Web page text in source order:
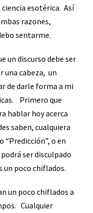
esotérica. Así
razones,
sentarme.
un discurso debe ser
una cabeza, un
de darle forma a mi
Primero que
hablar hoy acerca
saben, cualquiera
“Predicción”, o en
ser disculpado
un poco chiflados.
un poco chiflados a
Cualquier